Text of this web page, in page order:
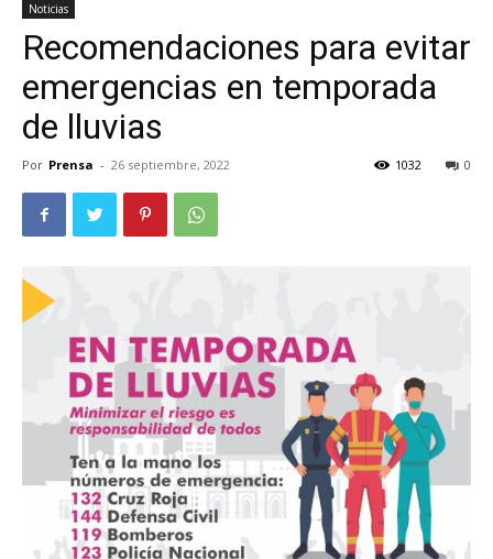
Noticias
Recomendaciones para evitar
emergencias en temporada
de lluvias
Por Prensa - 26 septiembre, 2022 0
1032